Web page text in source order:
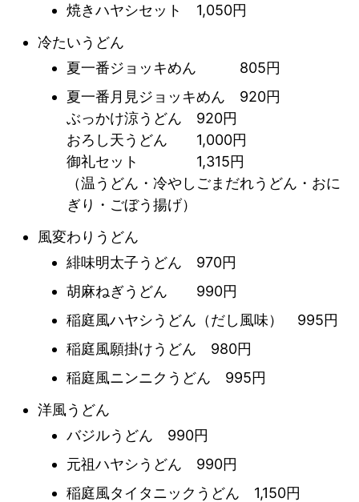
焼きハヤシセット 1,050円
冷たいうどん
夏一番ジョッキめん 805円
夏一番月見ジョッキめん 920円
ぶっかけ涼うどん 920円
おろし天うどん 1,000円
御礼セット 1,315円
（温うどん・冷やしごまだれうどん・おに
ぎり・ごぼう揚げ）
風変わりうどん
緋味明太子うどん 970円
胡麻ねぎうどん 990円
稲庭風ハヤシうどん（だし風味） 995円
稲庭風願掛けうどん 980円
稲庭風ニンニクうどん 995円
洋風うどん
バジルうどん 990円
元祖ハヤシうどん 990円
稲庭風タイタニックうどん 1,150円